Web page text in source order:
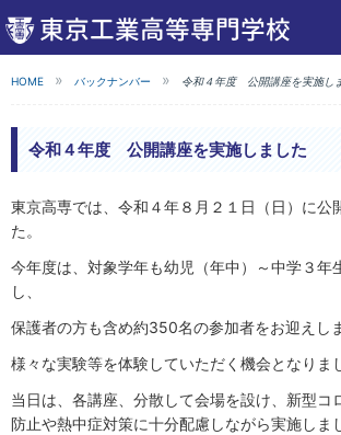
HOME バックナンバー 令和４年度 公開講座を実施し
令和４年度 公開講座を実施しました
東京高専では、令和４年８月２１日（日）に公
た。
今年度は、対象学年も幼児（年中）～中学３年
し、
保護者の方も含め約350名の参加者をお迎えし
様々な実験等を体験していただく機会となりま
当日は、各講座、分散して会場を設け、新型コ
防止や熱中症対策に十分配慮しながら実施しま